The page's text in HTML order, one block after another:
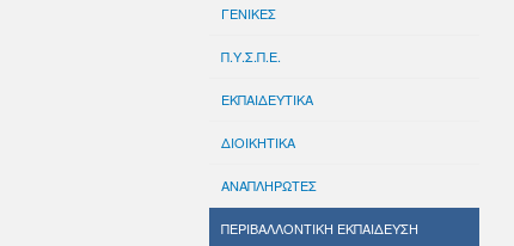
ΓΕΝΙΚΕΣ
Π.Υ.Σ.Π.Ε.
ΕΚΠΑΙΔΕΥΤΙΚΑ
ΔΙΟΙΚΗΤΙΚΑ
ΑΝΑΠΛΗΡΩΤΕΣ
ΠΕΡΙΒΑΛΛΟΝΤΙΚΗ ΕΚΠΑΙΔΕΥΣΗ